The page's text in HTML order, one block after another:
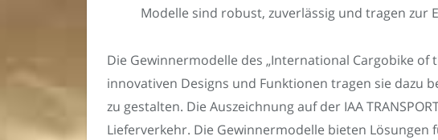
Modelle sind robust, zuverlässig und tragen zur
Die Gewinnermodelle des „International Cargobike
innovativen Designs und Funktionen tragen sie
zu gestalten. Die Auszeichnung auf der IAA
Lieferverkehr. Die Gewinnermodelle bieten